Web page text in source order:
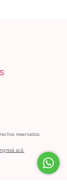
reservados.
acá.